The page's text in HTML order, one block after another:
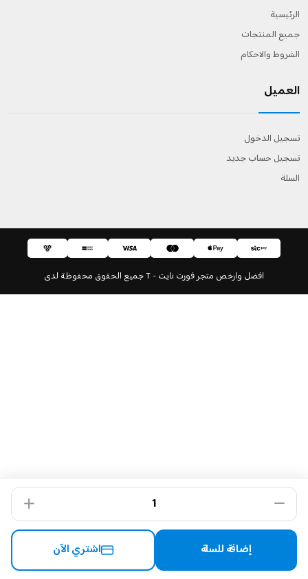
إضافة للسلة اشتري الآن
الرئيسية
جميع المنتجات
الشروط والاحكام
العميل
تسجيل الدخول
تسجيل حساب جديد
السلة
T - افضل وارخص متجر فورت نايت